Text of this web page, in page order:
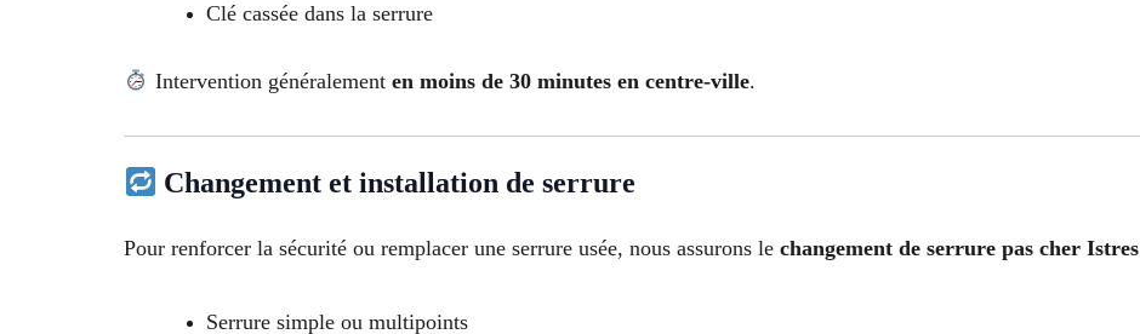
Clé cassée dans la serrure
Intervention généralement en moins de 30 minutes en centre-ville.
Changement et installation de serrure
Pour renforcer la sécurité ou remplacer une serrure usée, nous assurons le changement de serrure pas cher Istres
Serrure simple ou multipoints